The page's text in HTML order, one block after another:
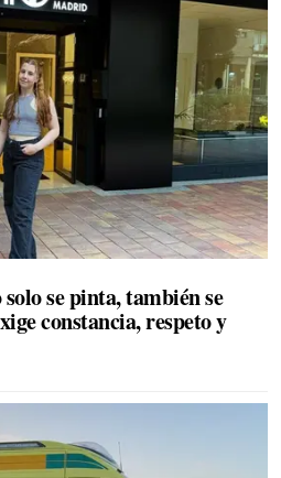
se pinta, también se
constancia, respeto y